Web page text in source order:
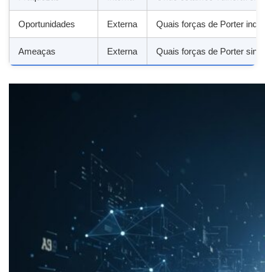
Oportunidades Externa Quais forças de Porter
Ameaças Externa Quais forças de Porter